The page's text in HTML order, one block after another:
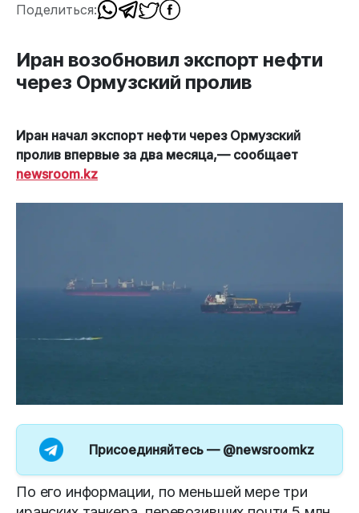
Поделиться:
Иран возобновил экспорт нефти
через Ормузский пролив
Иран начал экспорт нефти через Ормузский
пролив впервые за два месяца,— сообщает
newsroom.kz
Присоединяйтесь — @newsroomkz
По его информации, по меньшей мере три